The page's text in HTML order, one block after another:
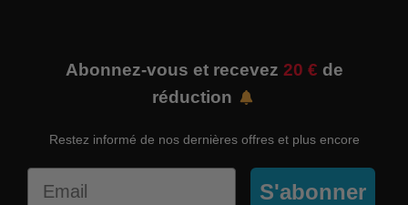
Abonnez-vous et recevez 20 € de
réduction
Restez informé de nos dernières offres et plus encore
S'abonner